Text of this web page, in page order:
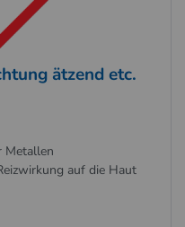
ätzend etc.
Metallen
auf die Haut